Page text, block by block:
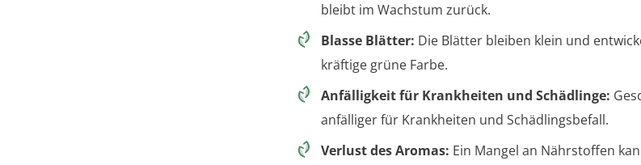
bleibt im Wachstum zurück.
Blasse Blätter: Die Blätter bleiben klein und
kräftige grüne Farbe.
Anfälligkeit für Krankheiten und Schädlinge:
anfälliger für Krankheiten und Schädlingsbefall.
Verlust des Aromas: Ein Mangel an Nährstoffen